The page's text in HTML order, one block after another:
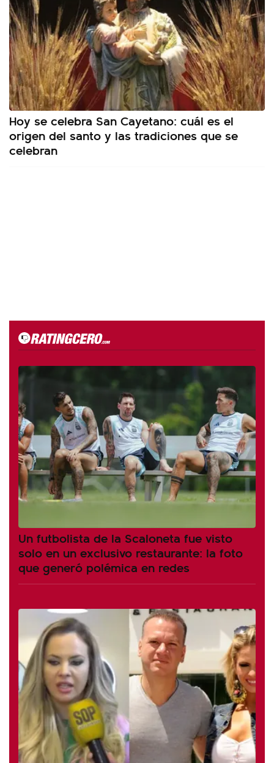
Hoy se celebra San Cayetano: cuál es el
origen del santo y las tradiciones que se
celebran
Un futbolista de la Scaloneta fue visto
solo en un exclusivo restaurante: la foto
que generó polémica en redes